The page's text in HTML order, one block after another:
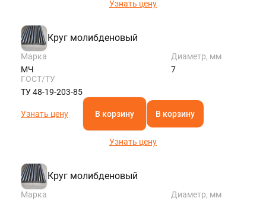
Узнать цену
Круг молибденовый
Марка
МЧ
Диаметр, мм
7
ГОСТ/ТУ
ТУ 48-19-203-85
Узнать цену В корзину В корзину
Узнать цену
Круг молибденовый
Марка
Диаметр, мм